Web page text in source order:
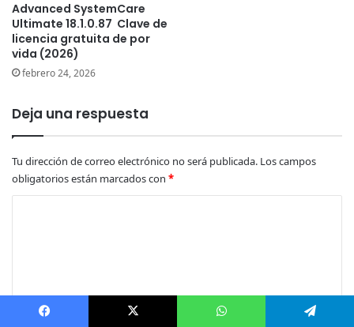
Advanced SystemCare
Ultimate 18.1.0.87 Clave de
licencia gratuita de por
vida (2026)
febrero 24, 2026
Deja una respuesta
Tu dirección de correo electrónico no será publicada. Los campos
obligatorios están marcados con *